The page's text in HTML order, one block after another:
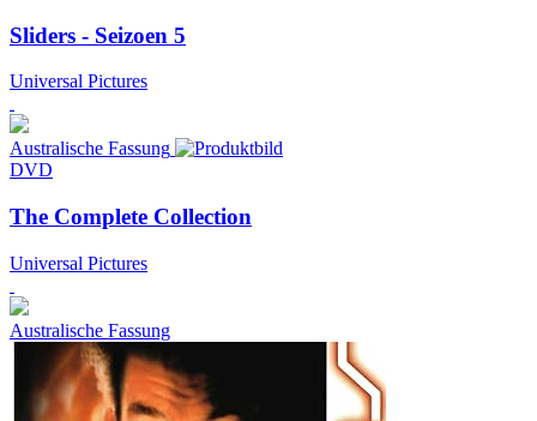
Sliders - Seizoen 5
Universal Pictures
Australische Fassung
DVD
The Complete Collection
Universal Pictures
Australische Fassung